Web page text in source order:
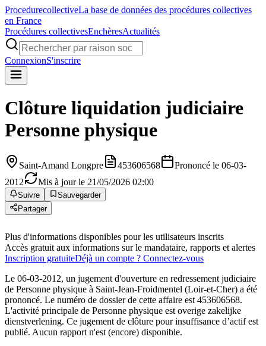
ProcedurecollectiveLa base de données des procédures collectives
en France
Procédures collectivesEnchèresActualités
ConnexionS'inscrire
Clôture liquidation judiciaire
Personne physique
Saint-Amand Longpre 453606568
Prononcé le 06-03-
2012
Mis à jour le 21/05/2026 02:00
Suivre
Sauvegarder
Partager
Plus d'informations disponibles pour les utilisateurs inscrits
Accès gratuit aux informations sur le mandataire, rapports et alertes
Inscription gratuiteDéjà un compte ? Connectez-vous
Le 06-03-2012, un jugement d'ouverture en redressement judiciaire
de Personne physique à Saint-Jean-Froidmentel (Loir-et-Cher) a été
prononcé. Le numéro de dossier de cette affaire est 453606568.
L'activité principale de Personne physique est overige zakelijke
dienstverlening. Ce jugement de clôture pour insuffisance d’actif est
publié. Aucun rapport n'est (encore) disponible.